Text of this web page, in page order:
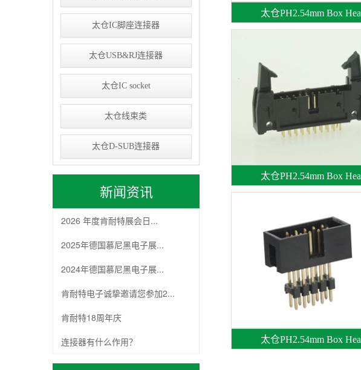
太仓IC脚座连接器
太仓USB&RJ连接器
太仓IC socket
太仓线束类
太仓D-SUB连接器
新闻资讯
2026 年度肯耐特展会日...
2025年德国慕尼黑电子展...
2024年德国慕尼黑电子展...
肯耐特电子诚挚邀请您参加2...
肯耐特18周年庆
连接器有什么作用？
太仓PH2.54mm Box Hea
太仓PH2.54mm Box Hea
太仓PH2.54mm Box Hea